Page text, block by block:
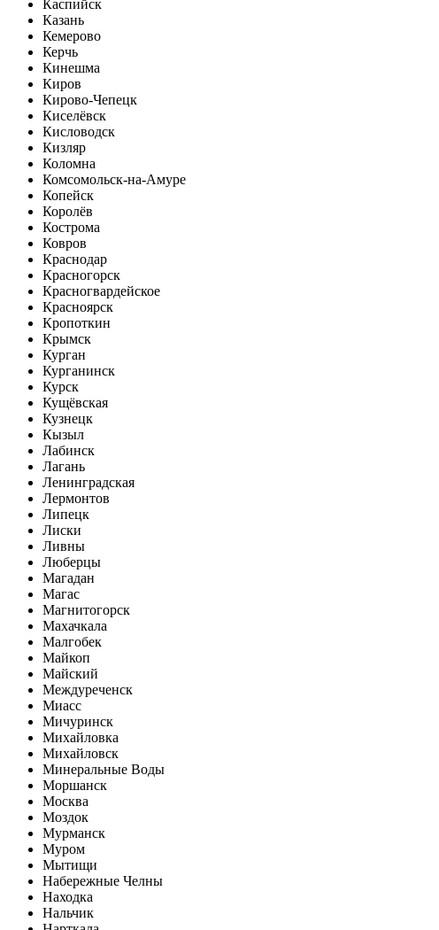
Каспийск
Казань
Кемерово
Керчь
Кинешма
Киров
Кирово-Чепецк
Киселёвск
Кисловодск
Кизляр
Коломна
Комсомольск-на-Амуре
Копейск
Королёв
Кострома
Ковров
Краснодар
Красногорск
Красногвардейское
Красноярск
Кропоткин
Крымск
Курган
Курганинск
Курск
Кущёвская
Кузнецк
Кызыл
Лабинск
Лагань
Ленинградская
Лермонтов
Липецк
Лиски
Ливны
Люберцы
Магадан
Магас
Магнитогорск
Махачкала
Малгобек
Майкоп
Майский
Междуреченск
Миасс
Мичуринск
Михайловка
Михайловск
Минеральные Воды
Моршанск
Москва
Моздок
Мурманск
Муром
Мытищи
Набережные Челны
Находка
Нальчик